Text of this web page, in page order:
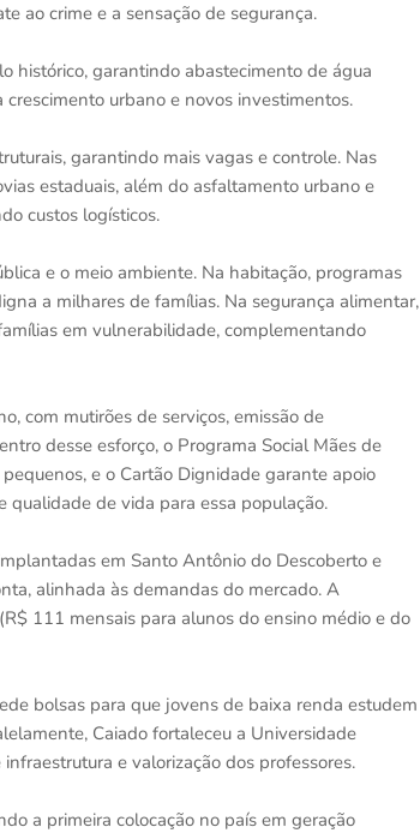
ao crime e a sensação de segurança.
histórico, garantindo abastecimento de água
urbano e novos investimentos.
garantindo mais vagas e controle. Nas
estaduais, além do asfaltamento urbano e
custos logísticos.
e o meio ambiente. Na habitação, programas
a milhares de famílias. Na segurança alimentar,
em vulnerabilidade, complementando
com mutirões de serviços, emissão de
desse esforço, o Programa Social Mães de
e o Cartão Dignidade garante apoio
qualidade de vida para essa população.
em Santo Antônio do Descoberto e
alinhada às demandas do mercado. A
111 mensais para alunos do ensino médio e do
bolsas para que jovens de baixa renda estudem
Caiado fortaleceu a Universidade
e valorização dos professores.
a primeira colocação no país em geração